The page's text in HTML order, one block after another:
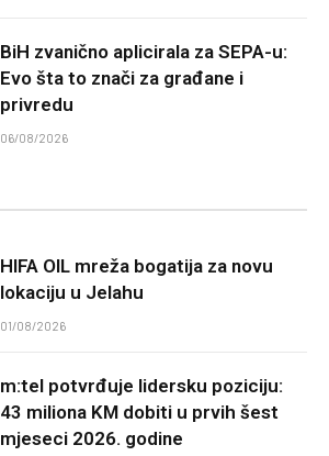
BiH zvanično aplicirala za SEPA-u:
Evo šta to znači za građane i
privredu
06/08/2026
HIFA OIL mreža bogatija za novu
lokaciju u Jelahu
01/08/2026
m:tel potvrđuje lidersku poziciju:
43 miliona KM dobiti u prvih šest
mjeseci 2026. godine